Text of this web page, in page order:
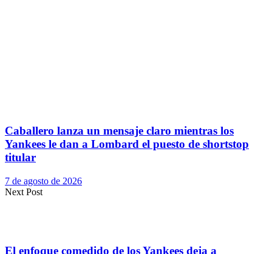
Caballero lanza un mensaje claro mientras los
Yankees le dan a Lombard el puesto de shortstop
titular
7 de agosto de 2026
Next Post
El enfoque comedido de los Yankees deja a